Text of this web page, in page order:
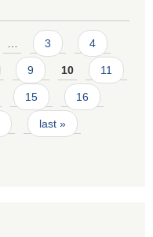
3 4
9 10 11
15 16
last »